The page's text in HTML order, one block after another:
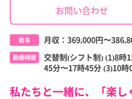
お問い合わせ
給与 月収： 369,000円〜
勤務時間
交替制(シフト制) (1)8時
45分〜17時45分 (3)10
私たちと一緒に、「楽